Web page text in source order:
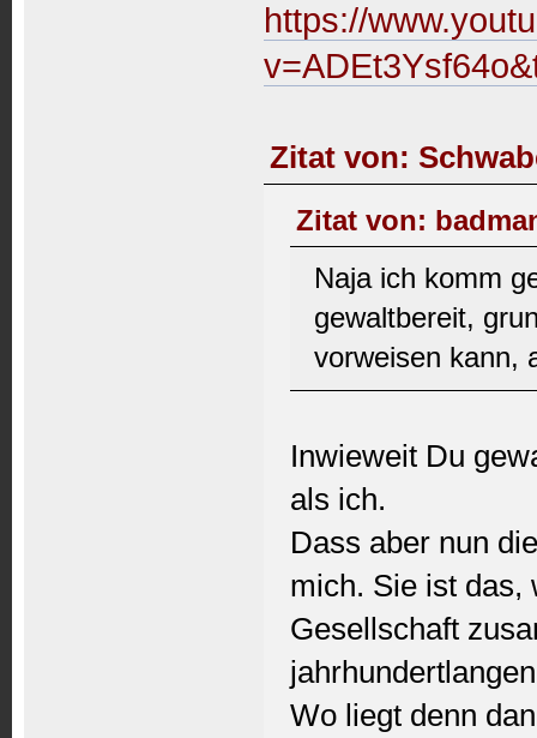
https://
Zitat von:
Zitat von:
Naja ich komm
gewaltbereit,
vorweisen kann,
Inwieweit Du
als ich.
Dass aber nun
mich. Sie ist das,
Gesellschaft
Wo liegt denn